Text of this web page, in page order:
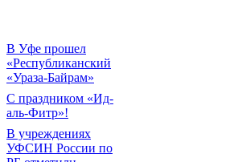
В Уфе прошел
«Республиканский
«Ураза-Байрам»
С праздником «Ид-
аль-Фитр»!
В учреждениях
УФСИН России по